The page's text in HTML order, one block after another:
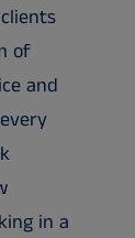
of
and
in a